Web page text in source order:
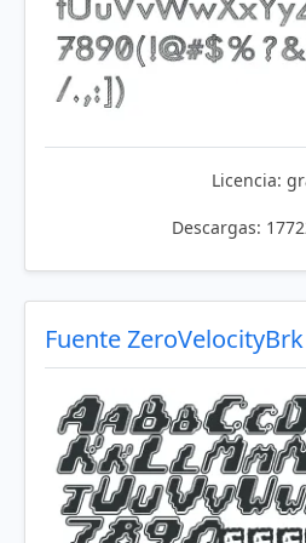
Licencia:
Descargas:
Fuente ZeroVelocityBrk